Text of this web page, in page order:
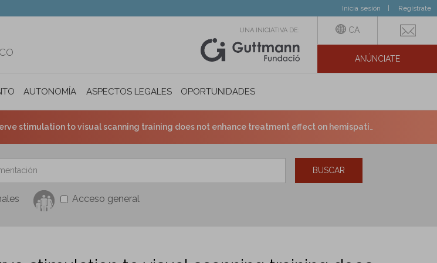
Inicia sesión Regístrate
UNA INICIATIVA DE: CA
ANÚNCIATE
AUTONOMÍA PERSONAL E INCLUSIÓN SOCIAL
ASPECTOS LEGALES OPORTUNIDADES
visual scanning training does not enhance treatment effect on hemispatial neglect: a randomized, controlled, double-blind study.
Acceso general
BUSCAR